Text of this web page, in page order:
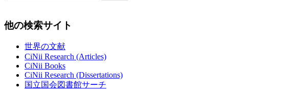
他の検索サイト
世界の文献
CiNii Research (Articles)
CiNii Books
CiNii Research (Dissertations)
国立国会図書館サーチ